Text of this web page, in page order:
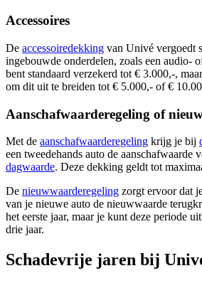
Accessoires
De accessoiredekking van Univé vergoedt
ingebouwde onderdelen, zoals een audio-
bent standaard verzekerd tot € 3.000,-,
om dit uit te breiden tot € 5.000,- of €
Aanschafwaarderegeling of
Met de aanschafwaarderegeling krijg je bij
een tweedehands auto de aanschafwaarde
dagwaarde. Deze dekking geldt tot
De nieuwwaarderegeling zorgt ervoor dat
van je nieuwe auto de nieuwwaarde
het eerste jaar, maar je kunt deze periode
drie jaar.
Schadevrije jaren bij